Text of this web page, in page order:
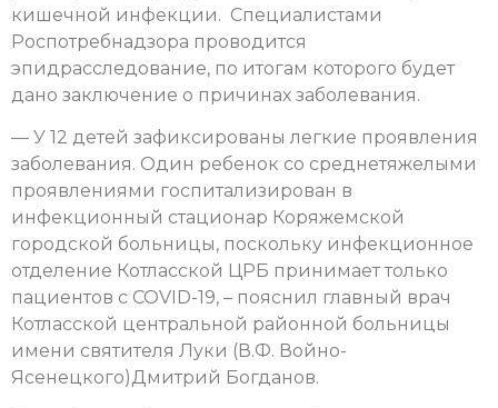
кишечной инфекции. Специалистами
Роспотребнадзора проводится
эпидрасследование, по итогам которого будет
дано заключение о причинах заболевания.
— У 12 детей зафиксированы легкие проявления
заболевания. Один ребенок со среднетяжелыми
проявлениями госпитализирован в
инфекционный стационар Коряжемской
городской больницы, поскольку инфекционное
отделение Котласской ЦРБ принимает только
пациентов с COVID-19, – пояснил главный врач
Котласской центральной районной больницы
имени святителя Луки (В.Ф. Войно-
Ясенецкого)Дмитрий Богданов.